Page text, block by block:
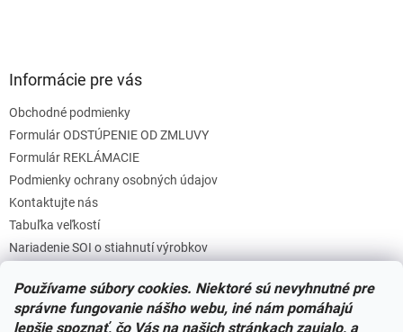
Používame súbory cookies. Niektoré sú nevyhnutné pre
správne fungovanie nášho webu, iné nám pomáhajú
lepšie spoznať, čo Vás na našich stránkach zaujalo, a
Informácie pre vás
Obchodné podmienky
Formulár ODSTÚPENIE OD ZMLUVY
Formulár REKLÁMACIE
Podmienky ochrany osobných údajov
Kontaktujte nás
Tabuľka veľkostí
Nariadenie SOI o stiahnutí výrobkov
Zásady súborov COOKIES